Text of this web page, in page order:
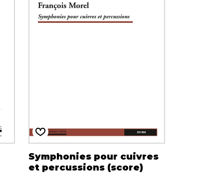
Symphonies pour cuivres
et percussions (score)